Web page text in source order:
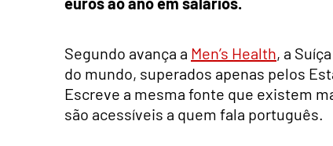
Segundo avança a Men’s Health, a
do mundo, superados apenas pelos
Escreve a mesma fonte que existem
são acessíveis a quem fala português.